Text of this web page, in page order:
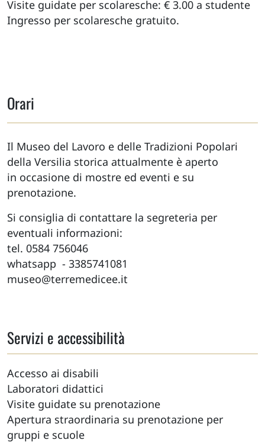
Visite guidate per scolaresche: € 3.00 a studente
Ingresso per scolaresche gratuito.
Orari
Il Museo del Lavoro e delle Tradizioni Popolari
della Versilia storica attualmente è aperto
in occasione di mostre ed eventi e su
prenotazione.
Si consiglia di contattare la segreteria per
eventuali informazioni:
tel. 0584 756046
whatsapp - 3385741081
museo@terremedicee.it
Servizi e accessibilità
Accesso ai disabili
Laboratori didattici
Visite guidate su prenotazione
Apertura straordinaria su prenotazione per
gruppi e scuole